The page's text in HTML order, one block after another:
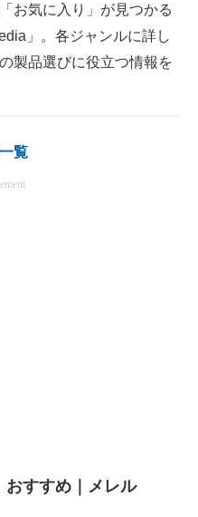
お気に入り」が見つかる
」。各ジャンルに詳し
製品選びに役立つ情報を
覧
おすすめ｜メレル